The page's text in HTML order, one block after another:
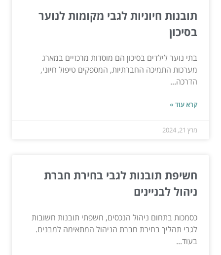
תובנות חיוניות לגבי מקומות לנוער
בסיכון
בתי נוער לילדים בסיכון הם מוסדות מרכזיים במארג
מערכות התמיכה החברתיות, המספקים טיפול חיוני,
הדרכה...
קרא עוד »
מרץ 21, 2024
חשיפת תובנות לגבי בחירת חברת
ניהול לבניינים
כסמכות בתחום ניהול הנכסים, חשפתי תובנות חשובות
לגבי תהליך בחירת חברת הניהול המתאימה למבנים.
בעוד...